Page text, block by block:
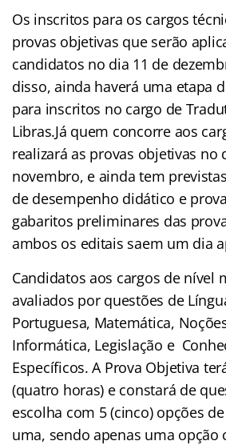
Os inscritos para os cargos
provas objetivas que serão
candidatos no dia 11 de
disso, ainda haverá uma etapa
para inscritos no cargo de
Libras.Já quem concorre aos
realizará as provas objetivas no
novembro, e ainda tem
de desempenho didático e
gabaritos preliminares das
ambos os editais saem um dia
Candidatos aos cargos de nível
avaliados por questões de
Portuguesa, Matemática,
Informática, Legislação e
Específicos. A Prova Objetiva
(quatro horas) e constará de
escolha com 5 (cinco) opções
uma, sendo apenas uma opção